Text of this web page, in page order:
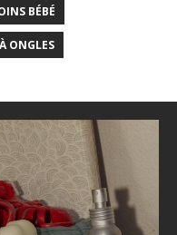
BÉBÉ
ONGLES